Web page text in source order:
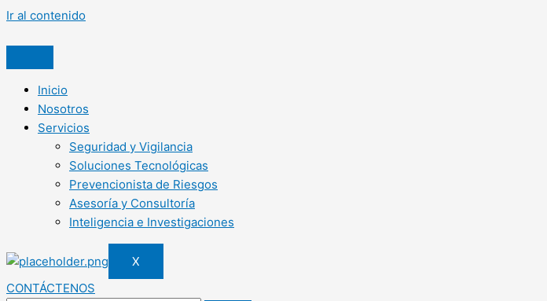
Ir al contenido
Inicio
Nosotros
Servicios
Seguridad y Vigilancia
Soluciones Tecnológicas
Prevencionista de Riesgos
Asesoría y Consultoría
Inteligencia e Investigaciones
X
CONTÁCTENOS